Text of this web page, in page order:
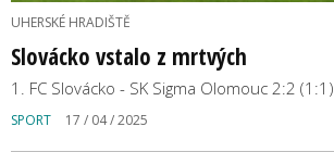
UHERSKÉ HRADIŠTĚ
Slovácko vstalo z mrtvých
1. FC Slovácko - SK Sigma Olomouc 2:2 (1:1)
SPORT 17 / 04 / 2025